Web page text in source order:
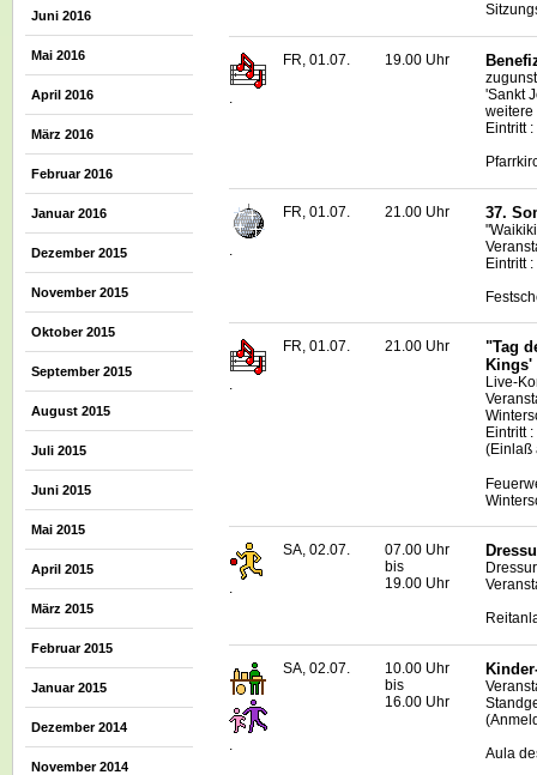
Juni 2016
Mai 2016
April 2016
März 2016
Februar 2016
Januar 2016
Dezember 2015
November 2015
Oktober 2015
September 2015
August 2015
Juli 2015
Juni 2015
Mai 2015
April 2015
März 2015
Februar 2015
Januar 2015
Dezember 2014
November 2014
FR, 01.07. 19.00 Uhr
'Sankt
weitere
Eintritt
FR, 01.07. 21.00 Uhr 37.
Eintritt
.
FR, 01.07. 21.00 Uhr
"Tag
Kings'
Live-
Eintritt
(Einlaß
.
SA, 02.07.
07.00 Uhr
bis
19.00 Uhr
.
SA, 02.07.
10.00 Uhr
bis
16.00 Uhr
Aula